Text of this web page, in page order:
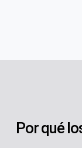
Por qué